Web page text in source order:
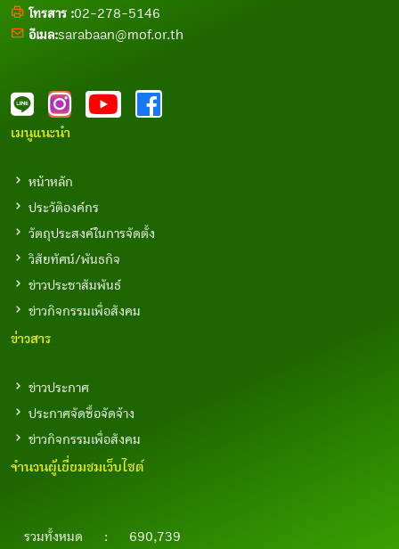
โทรสาร :02-278-5146
อีเมล:sarabaan@mof.or.th
เมนูแนะนำ
หน้าหลัก
ประวัติองค์กร
วัตถุประสงค์ในการจัดตั้ง
วิสัยทัศน์/พันธกิจ
ข่าวประชาสัมพันธ์
ข่าวกิจกรรมเพื่อสังคม
ข่าวสาร
ข่าวประกาศ
ประกาศจัดซื้อจัดจ้าง
ข่าวกิจกรรมเพื่อสังคม
จำนวนผู้เยี่ยมชมเว็บไซต์
รวมทั้งหมด : 690,739